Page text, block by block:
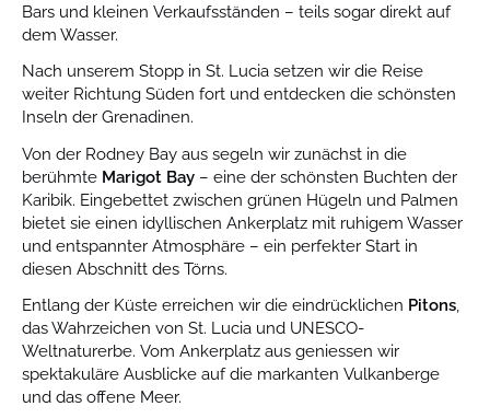
Bars und kleinen Verkaufsständen – teils sogar direkt auf
dem Wasser.
Nach unserem Stopp in St. Lucia setzen wir die Reise
weiter Richtung Süden fort und entdecken die schönsten
Inseln der Grenadinen.
Von der Rodney Bay aus segeln wir zunächst in die
berühmte Marigot Bay – eine der schönsten Buchten der
Karibik. Eingebettet zwischen grünen Hügeln und Palmen
bietet sie einen idyllischen Ankerplatz mit ruhigem Wasser
und entspannter Atmosphäre – ein perfekter Start in
diesen Abschnitt des Törns.
Entlang der Küste erreichen wir die eindrücklichen Pitons,
das Wahrzeichen von St. Lucia und UNESCO-
Weltnaturerbe. Vom Ankerplatz aus geniessen wir
spektakuläre Ausblicke auf die markanten Vulkanberge
und das offene Meer.